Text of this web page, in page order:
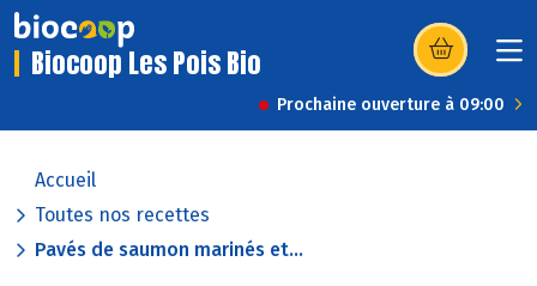
Biocoop Les Pois Bio (s’ouvre dans
Prochaine ouverture à 09:00
Accueil
Toutes nos recettes
Pavés de saumon marinés et...